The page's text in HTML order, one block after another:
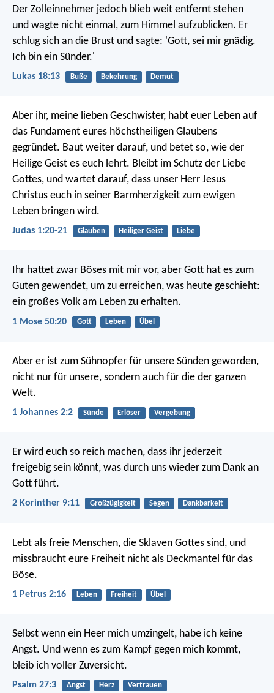
Der Zolleinnehmer jedoch blieb weit entfernt stehen
und wagte nicht einmal, zum Himmel aufzublicken. Er
schlug sich an die Brust und sagte: 'Gott, sei mir gnädig.
Ich bin ein Sünder.'
Lukas 18:13 Buße Bekehrung Demut
Aber ihr, meine lieben Geschwister, habt euer Leben auf
das Fundament eures höchstheiligen Glaubens
gegründet. Baut weiter darauf, und betet so, wie der
Heilige Geist es euch lehrt. Bleibt im Schutz der Liebe
Gottes, und wartet darauf, dass unser Herr Jesus
Christus euch in seiner Barmherzigkeit zum ewigen
Leben bringen wird.
Judas 1:20-21 Glauben Heiliger Geist Liebe
Ihr hattet zwar Böses mit mir vor, aber Gott hat es zum
Guten gewendet, um zu erreichen, was heute geschieht:
ein großes Volk am Leben zu erhalten.
1 Mose 50:20 Gott Leben Übel
Aber er ist zum Sühnopfer für unsere Sünden geworden,
nicht nur für unsere, sondern auch für die der ganzen
Welt.
1 Johannes 2:2 Sünde Erlöser Vergebung
Er wird euch so reich machen, dass ihr jederzeit
freigebig sein könnt, was durch uns wieder zum Dank an
Gott führt.
2 Korinther 9:11 Großzügigkeit Segen Dankbarkeit
Lebt als freie Menschen, die Sklaven Gottes sind, und
missbraucht eure Freiheit nicht als Deckmantel für das
Böse.
1 Petrus 2:16 Leben Freiheit Übel
Selbst wenn ein Heer mich umzingelt, habe ich keine
Angst. Und wenn es zum Kampf gegen mich kommt,
bleib ich voller Zuversicht.
Psalm 27:3 Angst Herz Vertrauen